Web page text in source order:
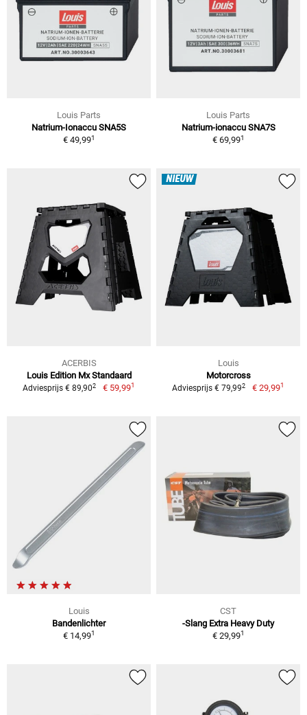
Louis Parts
Natrium-Ionaccu SNA5S
€ 49,991
Louis Parts
Natrium-ionaccu SNA7S
€ 69,991
ACERBIS
Louis Edition Mx Standaard
Adviesprijs € 89,902 € 59,991
NIEUW
Louis
Motorcross
Adviesprijs € 79,992 € 29,991
Louis
Bandenlichter
€ 14,991
CST
-Slang Extra Heavy Duty
€ 29,991